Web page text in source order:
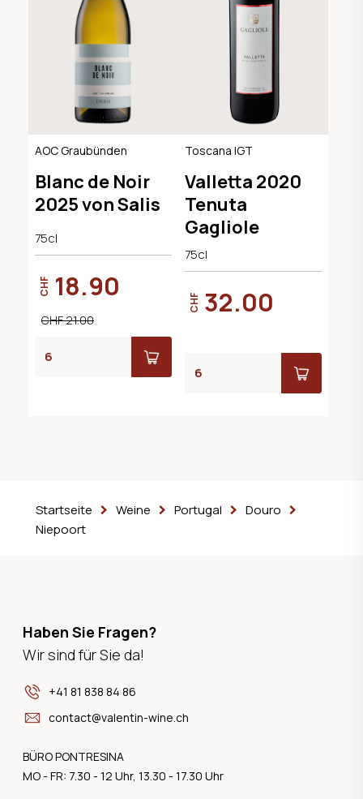
AOC Graubünden
Blanc de Noir
2025 von Salis
75cl
CHF 18.90
CHF 21.00
Toscana IGT
Valletta 2020
Tenuta
Gagliole
75cl
CHF 32.00
Startseite Weine Portugal
Douro
Niepoort
Haben Sie Fragen?
Wir sind für Sie da!
+41 81 838 84 86
contact@valentin-wine.ch
BÜRO PONTRESINA
MO - FR: 7.30 - 12 Uhr, 13.30 - 17.30 Uhr